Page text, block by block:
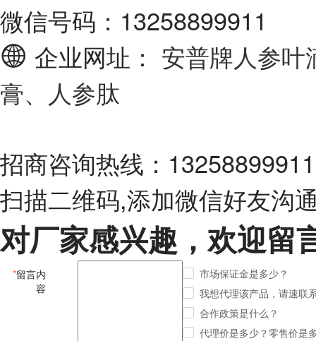
微信号码：13258899911
企业网址： 安普牌人参叶
膏、人参肽
招商咨询热线：13258899911
扫描二维码,添加微信好友沟
对厂家感兴趣，欢迎留
*留言内
容
市场保证金是多少？
我想代理该产品，请速联
合作政策是什么？
代理价是多少？零售价是